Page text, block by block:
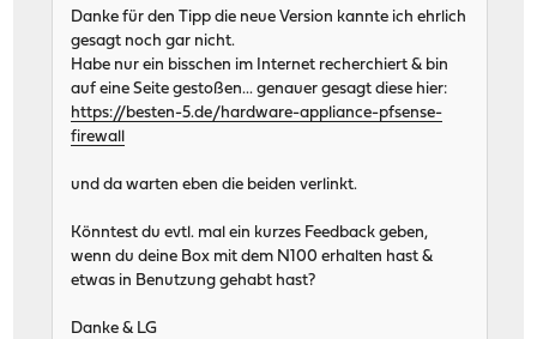
Danke für den Tipp die neue Version kannte ich ehrlich
gesagt noch gar nicht.
Habe nur ein bisschen im Internet recherchiert & bin
auf eine Seite gestoßen... genauer gesagt diese hier:
https://besten-5.de/hardware-appliance-pfsense-
firewall
und da warten eben die beiden verlinkt.
Könntest du evtl. mal ein kurzes Feedback geben,
wenn du deine Box mit dem N100 erhalten hast &
etwas in Benutzung gehabt hast?
Danke & LG